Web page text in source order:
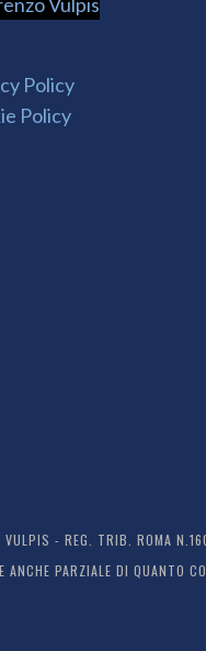
Policy
Policy
VULPIS - REG. TRIB. ROMA
PARZIALE DI QUANTO